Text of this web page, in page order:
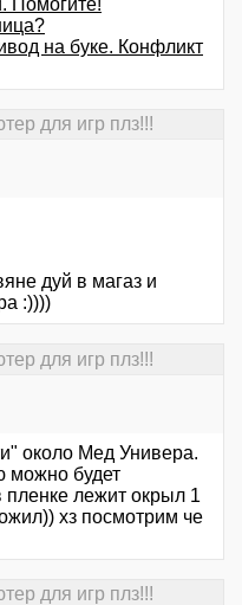
Помогите!
на буке. Конфликт
для игр плз!!!
дуй в магаз и
:))))
для игр плз!!!
около Мед Универа.
можно будет
пленке лежит окрыл 1
хз посмотрим че
для игр плз!!!